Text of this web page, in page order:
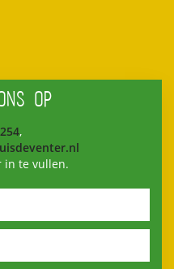
OP
,
in te vullen.